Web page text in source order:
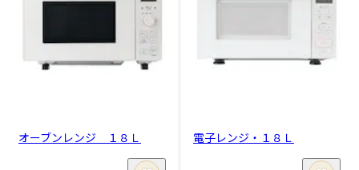
オーブンレンジ １８Ｌ 電子レンジ・１８Ｌ